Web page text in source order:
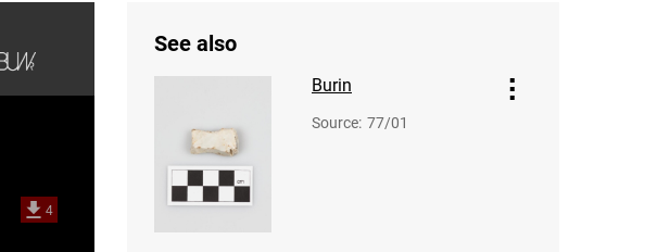
See also
Burin
Source: 77/01